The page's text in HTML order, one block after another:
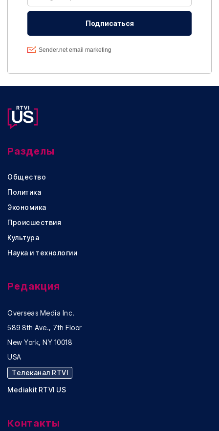
Разделы
Общество
Политика
Экономика
Происшествия
Культура
Наука и технологии
Редакция
Overseas Media Inc.
589 8th Ave., 7th Floor
New York, NY 10018
USA
Телеканал RTVI
Mediakit RTVI US
Контакты